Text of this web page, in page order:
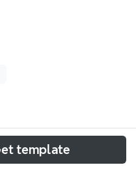
собой
e-commerce
template